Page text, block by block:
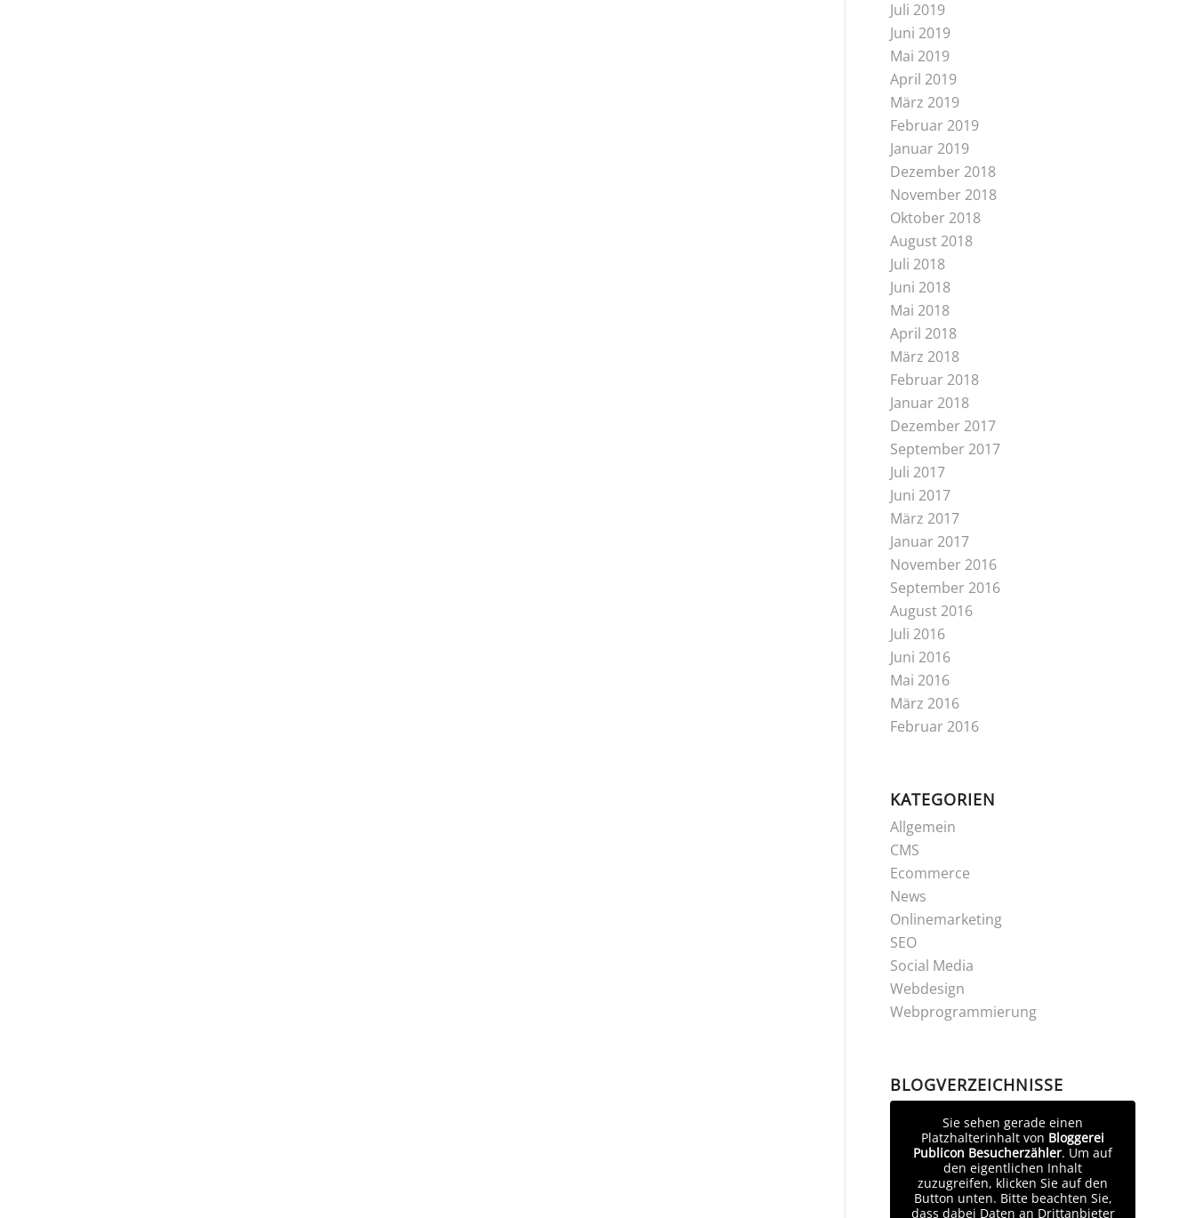
Juli 2019
Juni 2019
Mai 2019
April 2019
März 2019
Februar 2019
Januar 2019
Dezember 2018
November 2018
Oktober 2018
August 2018
Juli 2018
Juni 2018
Mai 2018
April 2018
März 2018
Februar 2018
Januar 2018
Dezember 2017
September 2017
Juli 2017
Juni 2017
März 2017
Januar 2017
November 2016
September 2016
August 2016
Juli 2016
Juni 2016
Mai 2016
März 2016
Februar 2016
KATEGORIEN
Allgemein
CMS
Ecommerce
News
Onlinemarketing
SEO
Social Media
Webdesign
Webprogrammierung
BLOGVERZEICHNISSE
Sie sehen gerade einen
Platzhalterinhalt von Bloggerei
Publicon Besucherzähler. Um auf
den eigentlichen Inhalt
zuzugreifen, klicken Sie auf den
Button unten. Bitte beachten Sie,
dass dabei Daten an Drittanbieter